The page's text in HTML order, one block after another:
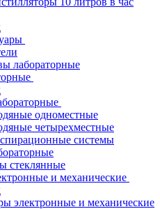
лабораторные
одноместные
четырехместные
системы
стеклянные
и механические
электронные и механические